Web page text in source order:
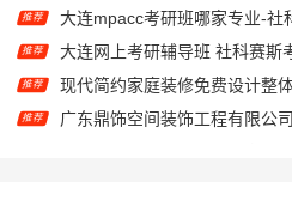
推荐
推荐
推荐
推荐